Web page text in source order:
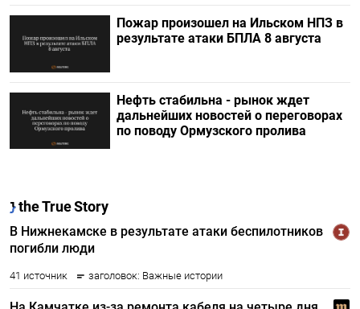
Пожар произошел на Ильском НПЗ в
результате атаки БПЛА 8 августа
Нефть стабильна - рынок ждет
дальнейших новостей о переговорах
по поводу Ормузского пролива